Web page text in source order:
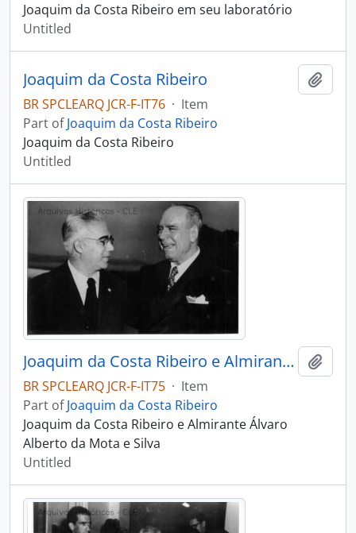
Joaquim da Costa Ribeiro em seu laboratório
Untitled
Joaquim da Costa Ribeiro
BR SPCLEARQ JCR-F-IT76 · Item
Part ofJoaquim da Costa Ribeiro
Joaquim da Costa Ribeiro
Untitled
Joaquim da Costa Ribeiro e Almirante Álvaro Alberto da Mota e Silva
BR SPCLEARQ JCR-F-IT75 · Item
Part ofJoaquim da Costa Ribeiro
Joaquim da Costa Ribeiro e Almirante Álvaro
Alberto da Mota e Silva
Untitled